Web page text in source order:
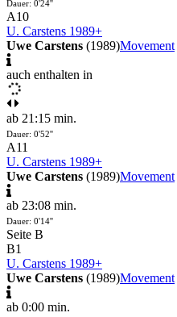
Dauer: 0'24''
A10
U. Carstens 1989+
Uwe Carstens (1989)Movement
auch enthalten in
ab 21:15 min.
Dauer: 0'52''
A11
U. Carstens 1989+
Uwe Carstens (1989)Movement
ab 23:08 min.
Dauer: 0'14''
Seite B
B1
U. Carstens 1989+
Uwe Carstens (1989)Movement
ab 0:00 min.